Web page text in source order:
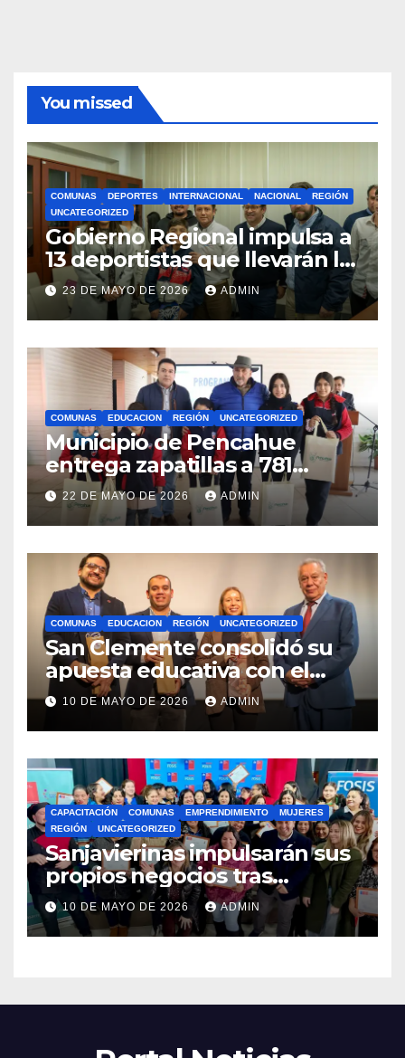
You missed
COMUNAS DEPORTES INTERNACIONAL NACIONAL
REGIÓN
UNCATEGORIZED
Gobierno Regional impulsa a
13 deportistas que llevarán la
bandera maulina a
competencias
internacionales
23 DE MAYO DE 2026 ADMIN
COMUNAS EDUCACION REGIÓN UNCATEGORIZED
Municipio de Pencahue
entrega zapatillas a 781
estudiantes con recursos del
Royalty Minero
22 DE MAYO DE 2026 ADMIN
COMUNAS EDUCACION REGIÓN UNCATEGORIZED
San Clemente consolidó su
apuesta educativa con el
lanzamiento del
Preuniversitario Brotes 2026
10 DE MAYO DE 2026 ADMIN
CAPACITACIÓN COMUNAS EMPRENDIMIENTO
MUJERES
REGIÓN
UNCATEGORIZED
Sanjavierinas impulsarán sus
propios negocios tras
capacitarse junto al FOSIS
10 DE MAYO DE 2026 ADMIN